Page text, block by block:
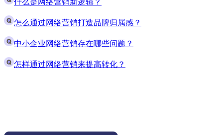
什么是网络营销新逻辑？
怎么通过网络营销打造品牌归属感？
中小企业网络营销存在哪些问题？
怎样通过网络营销来提高转化？